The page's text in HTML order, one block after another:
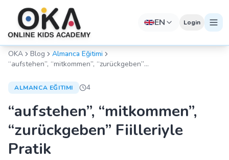
EN Login
OKA Blog
Almanca Eğitimi
“aufstehen”, “mitkommen”, “zurückgeben”
ALMANCA EĞITIMI 4
“aufstehen”, “mitkommen”,
“zurückgeben” Fiilleriyle
Pratik